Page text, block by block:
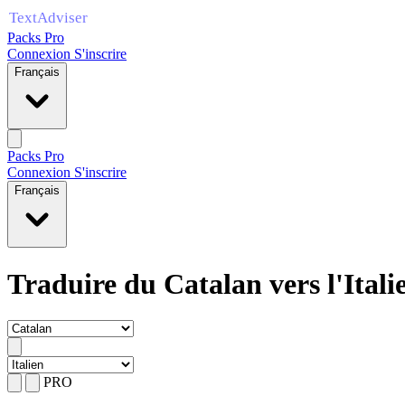
Packs Pro
Connexion S'inscrire
Français
Packs Pro
Connexion S'inscrire
Français
Traduire du Catalan vers
PRO